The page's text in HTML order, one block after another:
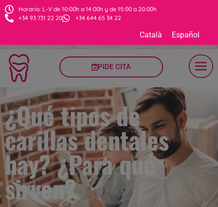
Horario: L-V de 10:00h a 14:00h y de 15:00 a 20:00h
+34 93 731 22 20
+34 644 65 34 22
Català Español
PIDE CITA
¿Qué tipos de
carillas dentales
hay? ¿Para qué
sirven?